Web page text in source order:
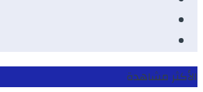
الأكثر مشاهدة